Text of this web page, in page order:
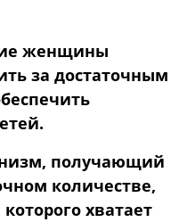
женщины
за достаточным
получающий
количестве,
хватает